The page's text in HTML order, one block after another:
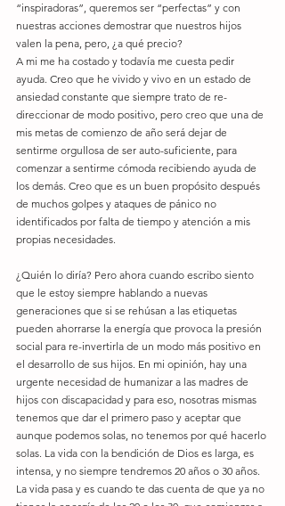
“inspiradoras”, queremos ser “perfectas” y con
nuestras acciones demostrar que nuestros hijos
valen la pena, pero, ¿a qué precio?
A mi me ha costado y todavía me cuesta pedir
ayuda. Creo que he vivido y vivo en un estado de
ansiedad constante que siempre trato de re-
direccionar de modo positivo, pero creo que una de
mis metas de comienzo de año será dejar de
sentirme orgullosa de ser auto-suficiente, para
comenzar a sentirme cómoda recibiendo ayuda de
los demás. Creo que es un buen propósito después
de muchos golpes y ataques de pánico no
identificados por falta de tiempo y atención a mis
propias necesidades.
¿Quién lo diría? Pero ahora cuando escribo siento
que le estoy siempre hablando a nuevas
generaciones que si se rehúsan a las etiquetas
pueden ahorrarse la energía que provoca la presión
social para re-invertirla de un modo más positivo en
el desarrollo de sus hijos. En mi opinión, hay una
urgente necesidad de humanizar a las madres de
hijos con discapacidad y para eso, nosotras mismas
tenemos que dar el primero paso y aceptar que
aunque podemos solas, no tenemos por qué hacerlo
solas. La vida con la bendición de Dios es larga, es
intensa, y no siempre tendremos 20 años o 30 años.
La vida pasa y es cuando te das cuenta de que ya no